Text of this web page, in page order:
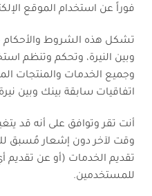
فوراً عن استخدام الموقع
تشكل هذه الشروط والأحكام
وبين النيرة، وتحكم وتنظم
وجميع الخدمات والمنتجات
اتفاقيات سابقة بينك وبين
أنت تقر وتوافق على أنه قد
وقت لآخر دون إشعار مُسبق
تقديم الخدمات (أو عن
للمستخدمين.